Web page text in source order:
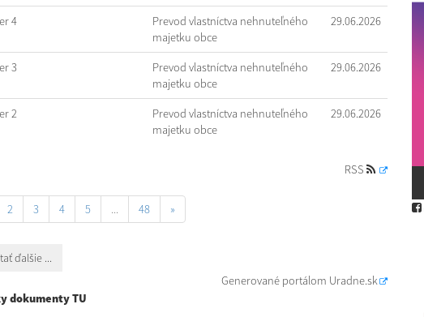
4
Prevod vlastníctva nehnuteľného
majetku obce
29.06.2026
3
Prevod vlastníctva nehnuteľného
majetku obce
29.06.2026
2
Prevod vlastníctva nehnuteľného
majetku obce
29.06.2026
RSS
2 3 4 5 ... 48 »
ďalšie ...
Generované portálom Uradne.sk
dokumenty TU